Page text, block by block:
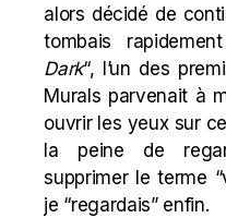
alors décidé de
tombais
Dark“, l’un des
Murals parvenait à
ouvrir les yeux sur
la peine de
supprimer le terme
je “regardais” enfin.